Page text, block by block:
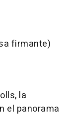
firmante)
la
el panorama